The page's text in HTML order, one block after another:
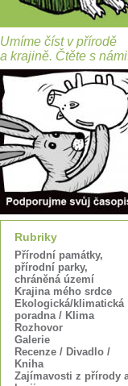
Umíme číst v přírodě
a krajině. Čtěte s
Rubriky
Přírodní památky,
přírodní parky,
chráněná území
Krajina mého srdce
Ekologická/klimatická
poradna / Klima
Rozhovor
Galerie
Recenze / Divadlo /
Kniha
Zajímavosti z přírody